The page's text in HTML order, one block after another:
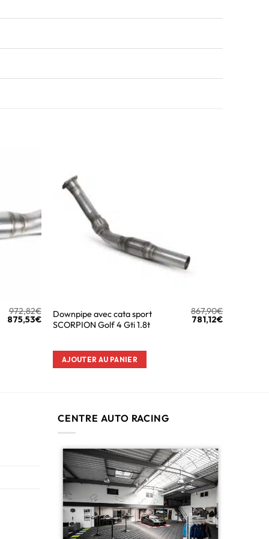
972,82€
875,53€
Downpipe avec cata sport
SCORPION Golf 4 Gti 1.8t
867,90€
781,12€
AJOUTER AU PANIER
CENTRE AUTO RACING